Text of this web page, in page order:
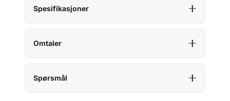
Spesifikasjoner
Omtaler
Spørsmål